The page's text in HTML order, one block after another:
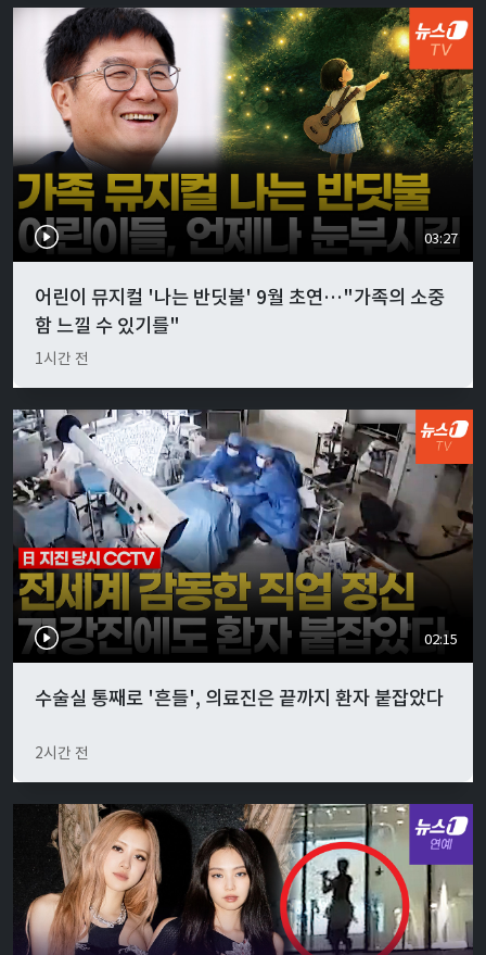
03:27
어린이 뮤지컬 '나는 반딧불' 9월 초연…"가족의 소중
함 느낄 수 있기를"
1시간 전
02:15
수술실 통째로 '흔들', 의료진은 끝까지 환자 붙잡았다
2시간 전